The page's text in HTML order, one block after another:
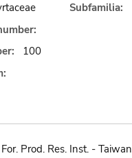
Subfamilia:
100
For. Prod. Res. Inst. - Taiwan